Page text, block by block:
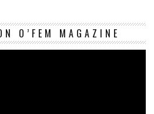
O’FEM MAGAZINE